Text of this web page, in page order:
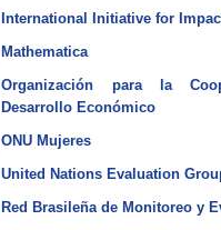
International Initiative for
Mathematica
Organización para la
Desarrollo Económico
ONU Mujeres
United Nations Evaluation
Red Brasileña de Monitoreo y